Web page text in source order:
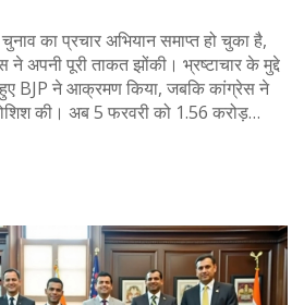
का प्रचार अभियान समाप्त हो चुका है,
अपनी पूरी ताकत झोंकी। भ्रष्टाचार के मुद्दे
हुए BJP ने आक्रमण किया, जबकि कांग्रेस ने
की। अब 5 फरवरी को 1.56 करोड़